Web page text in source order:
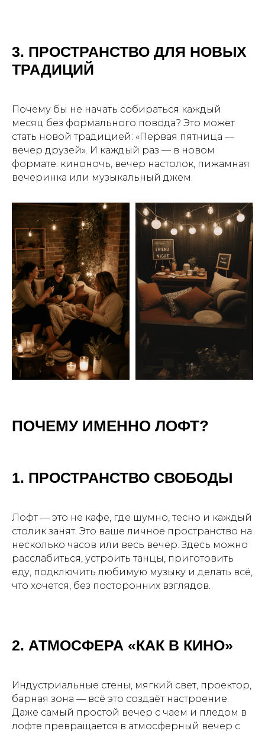
3. ПРОСТРАНСТВО ДЛЯ НОВЫХ
ТРАДИЦИЙ
Почему бы не начать собираться каждый
месяц без формального повода? Это может
стать новой традицией: «Первая пятница —
вечер друзей». И каждый раз — в новом
формате: киноночь, вечер настолок, пижамная
вечеринка или музыкальный джем.
ПОЧЕМУ ИМЕННО ЛОФТ?
1. ПРОСТРАНСТВО СВОБОДЫ
Лофт — это не кафе, где шумно, тесно и каждый
столик занят. Это ваше личное пространство на
несколько часов или весь вечер. Здесь можно
расслабиться, устроить танцы, приготовить
еду, подключить любимую музыку и делать всё,
что хочется, без посторонних взглядов.
2. АТМОСФЕРА «КАК В КИНО»
Индустриальные стены, мягкий свет, проектор,
барная зона — всё это создаёт настроение.
Даже самый простой вечер с чаем и пледом в
лофте превращается в атмосферный вечер с